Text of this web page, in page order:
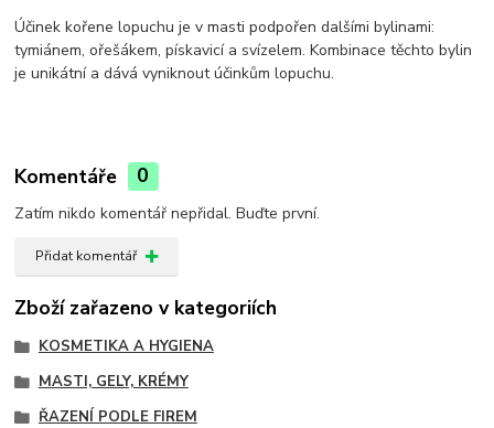
Účinek kořene lopuchu je v masti podpořen dalšími bylinami:
tymiánem, ořešákem, pískavicí a svízelem. Kombinace těchto bylin
je unikátní a dává vyniknout účinkům lopuchu.
Komentáře 0
Zatím nikdo komentář nepřidal. Buďte první.
Přidat komentář
Zboží zařazeno v kategoriích
KOSMETIKA A HYGIENA
MASTI, GELY, KRÉMY
ŘAZENÍ PODLE FIREM